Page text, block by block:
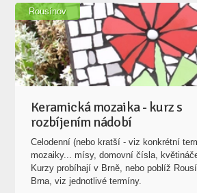
Keramická mozaika - kurz s
rozbíjením nádobí
Celodenní (nebo kratší - viz konkrétní
mozaiky... mísy, domovní čísla,
Kurzy probíhají v Brně, nebo poblíž
Brna, viz jednotlivé termíny.
Rousínov